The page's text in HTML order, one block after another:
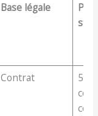
Base légale
Contrat
5